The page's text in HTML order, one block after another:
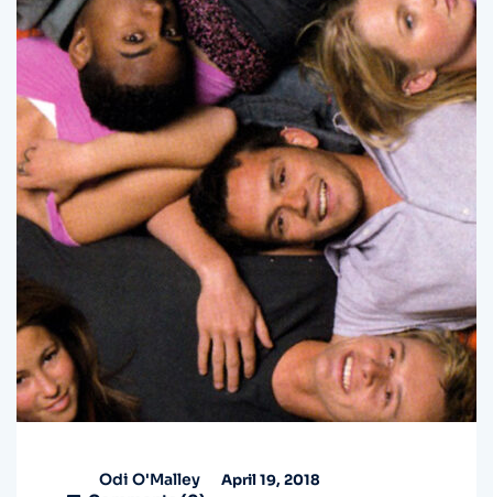
Odi O'Malley April 19, 2018